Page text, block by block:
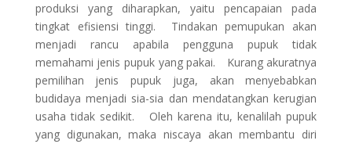
produksi yang diharapkan, yaitu pencapaian pada
tingkat efisiensi tinggi. Tindakan pemupukan akan
menjadi rancu apabila pengguna pupuk tidak
memahami jenis pupuk yang pakai. Kurang akuratnya
pemilihan jenis pupuk juga, akan menyebabkan
budidaya menjadi sia-sia dan mendatangkan kerugian
usaha tidak sedikit. Oleh karena itu, kenalilah pupuk
yang digunakan, maka niscaya akan membantu diri